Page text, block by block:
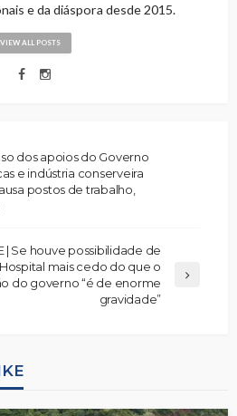
e da diáspora desde 2015.
VIEW ALL POSTS
dos apoios do Governo
e indústria conserveira
postos de trabalho,
| Se houve possibilidade de
mais cedo do que o
do governo “é de enorme
gravidade”